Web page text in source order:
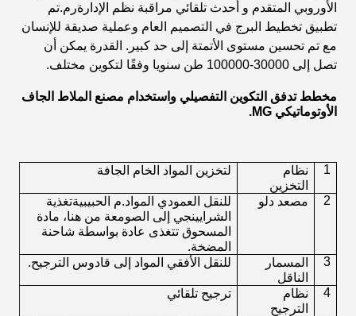
الأوروبي المتقدم و أحدث تلقائي مراقبة نظم الإدارةر م.تم
تطبيق تخطيط البرج في التصميم العام وعملية صديقة للإنسان
مع تم تحسين مستوى الأتمتة إلى حد كبير. القدرة يمكن أن
تصل إلى 30000-100000
طن سنويا وفقًا لتكوين مختلف.
مخطط تدفق التكوين التفصيلي واستخدام مصنع الملاط الجاف
الأوتوماتيكي MG.
1
نظام
التخزين
لتخزين المواد الخام الجافة
2 مصعد دلو للنقل العمودي المواد.م الحبيبيةتغذية
الشرايينجي إلى الصومعة من هنا، مادة
المسحوق تتغذى عادة بواسطة شاحنة
المضخة.
3
المسمار
الناقل
للنقل الأفقي المواد إلى قادوس الترجيح.
4
نظام
الترجيح
ترجيح تلقائي